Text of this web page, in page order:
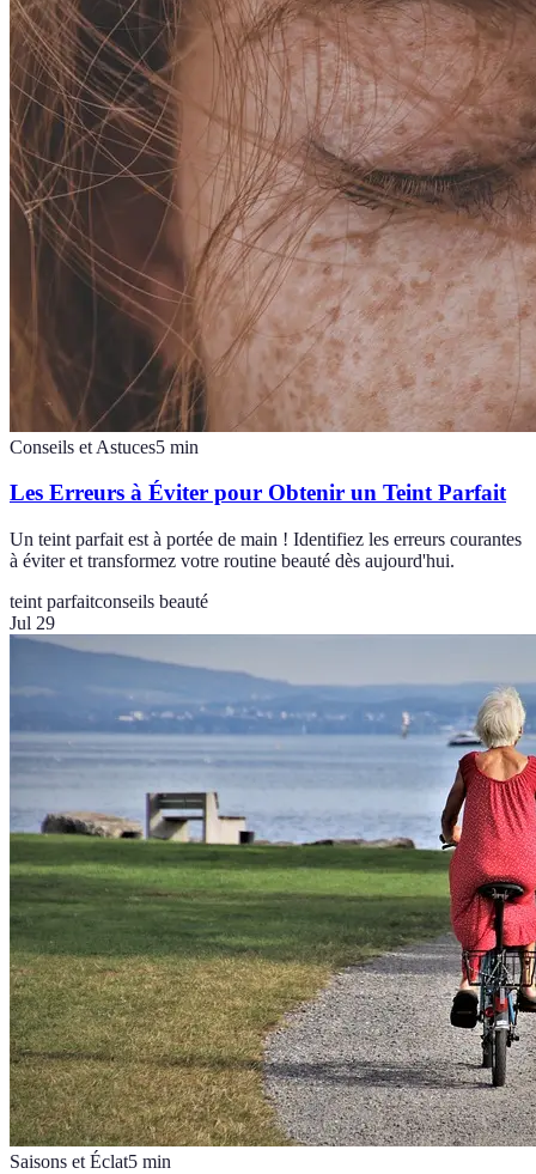
Conseils et Astuces5 min
Les Erreurs à Éviter pour Obtenir un Teint Parfait
Un teint parfait est à portée de main ! Identifiez les erreurs courantes
à éviter et transformez votre routine beauté dès aujourd'hui.
teint parfaitconseils beauté
Jul 29
Saisons et Éclat5 min